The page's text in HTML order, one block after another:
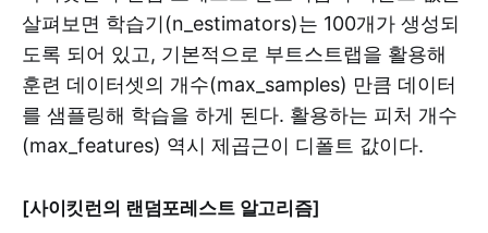
살펴보면 학습기(n_estimators)는 100개가 생성되
도록 되어 있고, 기본적으로 부트스트랩을 활용해
훈련 데이터셋의 개수(max_samples) 만큼 데이터
를 샘플링해 학습을 하게 된다. 활용하는 피처 개수
(max_features) 역시 제곱근이 디폴트 값이다.
[사이킷런의 랜덤포레스트 알고리즘]